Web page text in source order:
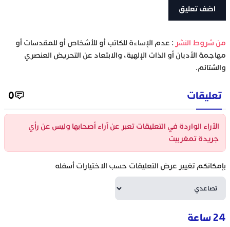
‫من شروط النشر : عدم الإساءة للكاتب أو للأشخاص أو للمقدسات أو
مهاجمة الأديان أو الذات الإلهية، والابتعاد عن التحريض العنصري
والشتائم.
تعليقات 0
الآراء الواردة في التعليقات تعبر عن آراء أصحابها وليس عن رأي
جريدة تمغربيت
بإمكانكم تغيير عرض التعليقات حسب الاختيارات أسفله
24 ساعة